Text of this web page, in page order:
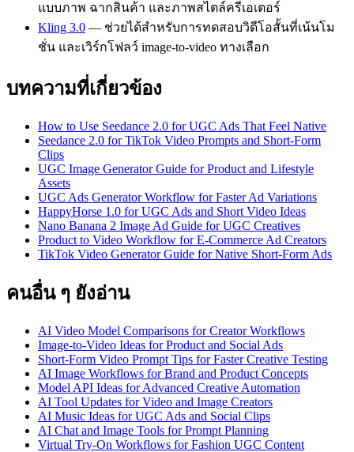
แบบภาพ ฉากสินค้า และภาพสไตล์ครีเอเตอร์
Kling 3.0 — ช่วยได้สำหรับการทดสอบวิดีโอสั้นที่เน้นโม
ชั่น และเวิร์กโฟลว์ image-to-video ทางเลือก
บทความที่เกี่ยวข้อง
How to Use Seedance 2.0 for UGC Ads That Feel Native
Seedance 2.0 for TikTok Video Prompts and Short-Form
Clips
UGC Image Generator Guide for Product and Lifestyle
Assets
UGC Ads Generator Workflow for Faster Ad Variations
HappyHorse 1.0 for UGC Ads and Short Video Ideas
Nano Banana 2 Image Ad Guide for UGC Creatives
Product to Video Workflow for E-Commerce Ad Creators
TikTok Video Generator Guide for Native Short-Form Ads
คนอื่น ๆ ยังอ่าน
AI Video Model Comparisons for Creator Workflows
Image-to-Video Ideas for Product and Social Ads
Short-Form Video Prompt Tips for Faster Creative Testing
AI Image Workflows for Brand and Product Concepts
Model API Ideas for Advanced Creative Automation
AI Tool Updates for Video and Image Creators
AI Music Ideas for UGC Ads and Social Clips
AI Chat and Image Tools for Prompt Planning
Virtual Try-On Workflows for Fashion UGC Content